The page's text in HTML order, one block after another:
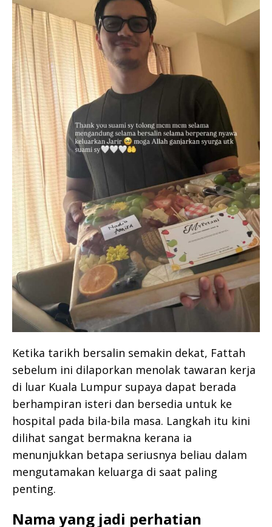
Ketika tarikh bersalin semakin dekat, Fattah
sebelum ini dilaporkan menolak tawaran kerja
di luar Kuala Lumpur supaya dapat berada
berhampiran isteri dan bersedia untuk ke
hospital pada bila-bila masa. Langkah itu kini
dilihat sangat bermakna kerana ia
menunjukkan betapa seriusnya beliau dalam
mengutamakan keluarga di saat paling
penting.
Nama yang jadi perhatian